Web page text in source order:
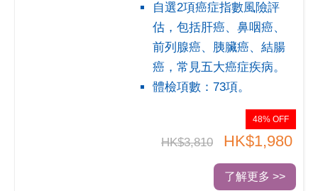
自選2項癌症指數風險評
估，包括肝癌、鼻咽癌、
前列腺癌、胰臟癌、結腸
癌，常見五大癌症疾病。
體檢項數：73項。
48% OFF
HK$3,810 HK$1,980
了解更多 >>